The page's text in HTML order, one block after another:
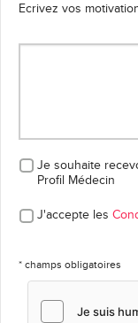
Ecrivez vos
Je souhaite
Profil Médecin
J'accepte les
* champs obligatoires